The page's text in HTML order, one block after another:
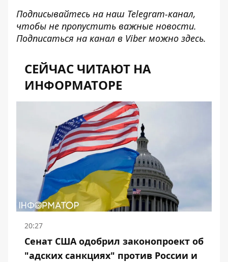
Подписывайтесь на наш Telegram-канал,
чтобы не пропустить важные новости.
Подписаться на канал в Viber можно здесь.
СЕЙЧАС ЧИТАЮТ НА
ИНФОРМАТОРЕ
20:27
Сенат США одобрил законопроект об
"адских санкциях" против России и